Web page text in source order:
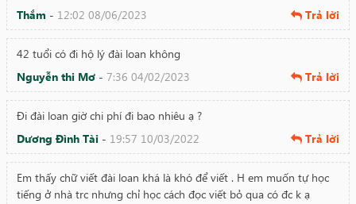
Thắm - 12:02 08/06/2023 Trả lời
42 tuổi có đi hộ lý đài loan không
Nguyễn thi Mơ - 7:36 04/02/2023 Trả lời
Đi đài loan giờ chi phí đi bao nhiêu ạ ?
Dương Đình Tài - 19:57 10/03/2022 Trả lời
Em thấy chữ viết đài loan khá là khó để viết . H em muốn tự học
tiếng ở nhà trc nhưng chỉ học cách đọc viết bỏ qua có đc k ạ